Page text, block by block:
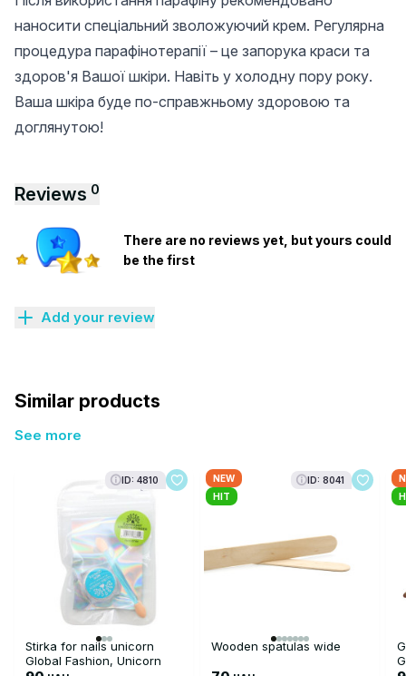
наносити спеціальний зволожуючий крем. Регулярна
процедура парафінотерапії – це запорука краси та
здоров'я Вашої шкіри. Навіть у холодну пору року.
Ваша шкіра буде по-справжньому здоровою та
доглянутою!
Reviews 0
There are no reviews yet, but yours could
be the first
Add your review
Similar products
See more
ID: 4810
Stirka for nails unicorn
Global Fashion, Unicorn
NEW
HIT
ID: 8041
Wooden spatulas wide